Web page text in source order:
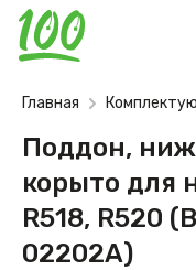
Главная
Поддон,
корыто для
R518, R520
02202A)